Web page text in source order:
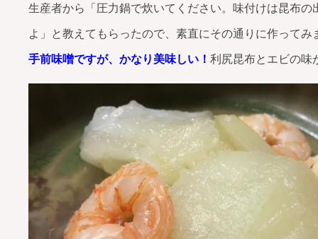
生産者から「圧力鍋で炊いてください。味付けは昆布
よ」と教えてもらったので、素直にその通りに作ってみ
手前味噌ですが、かなり美味しい！ 利尻昆布とエビの味